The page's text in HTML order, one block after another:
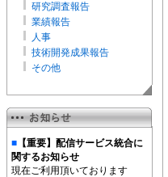
研究調査報告
業績報告
人事
技術開発成果報告
その他
■ 【重要】配信サービス統合に
関するお知らせ
現在ご利用頂いております